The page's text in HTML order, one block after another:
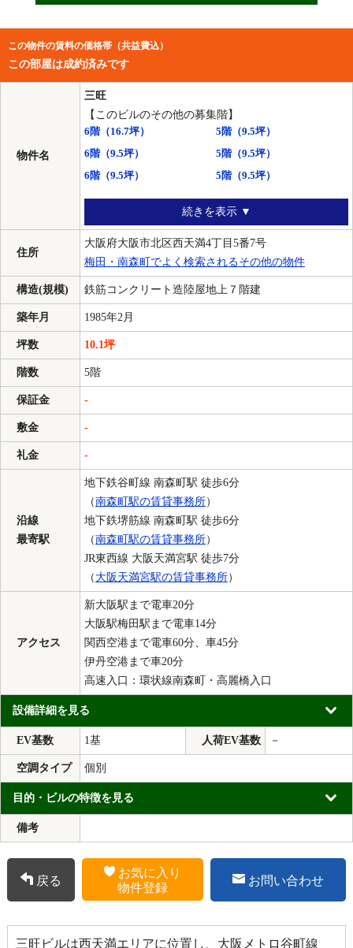
この物件の賃料の価格帯（共益費込）
この部屋は成約済みです
物件名
三旺
【このビルのその他の募集階】
6階（16.7坪） 5階（9.5坪）
6階（9.5坪） 5階（9.5坪）
6階（9.5坪） 5階（9.5坪）
続きを表示 ▼
住所
大阪府大阪市北区西天満4丁目5番7号
梅田・南森町でよく検索されるその他の物件
構造(規模) 鉄筋コンクリート造陸屋地上７階建
築年月 1985年2月
坪数 10.1坪
階数 5階
保証金 -
敷金 -
礼金 -
沿線
最寄駅
地下鉄谷町線 南森町駅 徒歩6分
（南森町駅の賃貸事務所）
地下鉄堺筋線 南森町駅 徒歩6分
（南森町駅の賃貸事務所）
JR東西線 大阪天満宮駅 徒歩7分
（ 大阪天満宮駅の賃貸事務所）
アクセス
新大阪駅まで電車20分
大阪駅梅田駅まで電車14分
関西空港まで電車60分、車45分
伊丹空港まで車20分
高速入口：環状線南森町・高麗橋入口
設備詳細を見る
EV基数 1基 人荷EV基数 －
空調タイプ 個別
目的・ビルの特徴を見る
備考
戻る
お気に入り
物件登録
お問い合わせ
三旺ビルは西天満エリアに位置し、大阪メトロ谷町線